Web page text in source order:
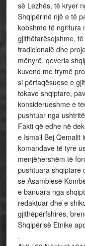
së Lezhës, të kryer
Shqipërinë një e të
kobshme të ngritura
gjithëfarësojshme,
tradicionalë dhe
mënyrë, qeveria
kuvend me frymë
si përfaqësuese e
tokave shqiptare,
konsiderueshme e
pushtuar nga
Fakti që edhe në
e Ismail Bej Qemalit
komandave të tyre
menjëhershëm të
pushtuara shqiptare
se Asamblesë
e banuara nga
redaktuar dhe e
gjithëpërfshirës,
Shqipërisë Etnike
.